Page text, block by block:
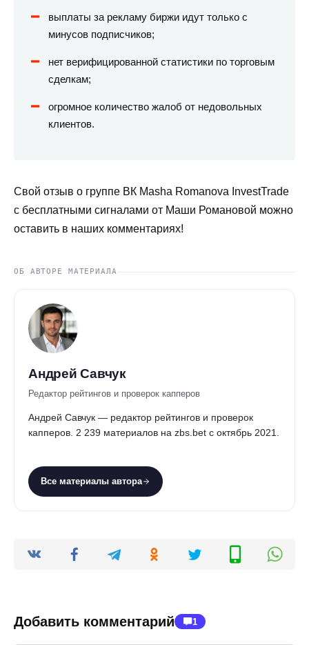
выплаты за рекламу биржи идут только с
минусов подписчиков;
нет верифицированной статистики по торговым
сделкам;
огромное количество жалоб от недовольных
клиентов.
Свой отзыв о группе ВК Masha Romanova InvestTrade
с бесплатными сигналами от Маши Романовой можно
оставить в наших комментариях!
ОБ АВТОРЕ МАТЕРИАЛА
Андрей Савчук
Редактор рейтингов и проверок капперов
Андрей Савчук — редактор рейтингов и проверок
капперов. 2 239 материалов на zbs.bet с октябрь 2021.
Все материалы автора
Добавить комментарий 1